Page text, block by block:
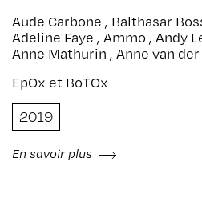
Aude Carbone , Balthasar
Adeline Faye , Ammo , Andy
Anne Mathurin , Anne van
Freakcity , Gabriel Delmas ,
Guillaume Decock , Guyomsk ,
Katjastroph , Laura
Martin Lopez , Mat van
Weissmuller , Noemie
Perplexe , Romig , Sophie
EpOx et BoTOx
2019
En savoir plus